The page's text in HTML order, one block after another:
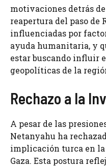
motivaciones detrás
reapertura del paso de
influenciadas por
ayuda humanitaria, y
estar buscando influir
geopolíticas de la
Rechazo a la
A pesar de las
Netanyahu ha
implicación turca en
Gaza. Esta postura